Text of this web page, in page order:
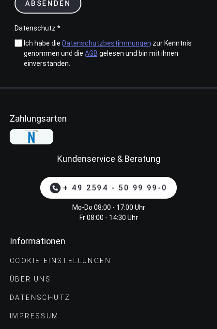
ABSENDEN
Datenschutz *
Ich habe die Datenschutzbestimmungen zur Kenntnis
genommen und die AGB gelesen und bin mit ihnen
einverstanden.
Zahlungsarten
Kundenservice & Beratung
+ 49 2594 - 50 99 99-0
Mo-Do 08:00 - 17:00 Uhr
Fr 08:00 - 14:30 Uhr
Informationen
COOKIE-EINSTELLUNGEN
ÜBER UNS
DATENSCHUTZ
IMPRESSUM